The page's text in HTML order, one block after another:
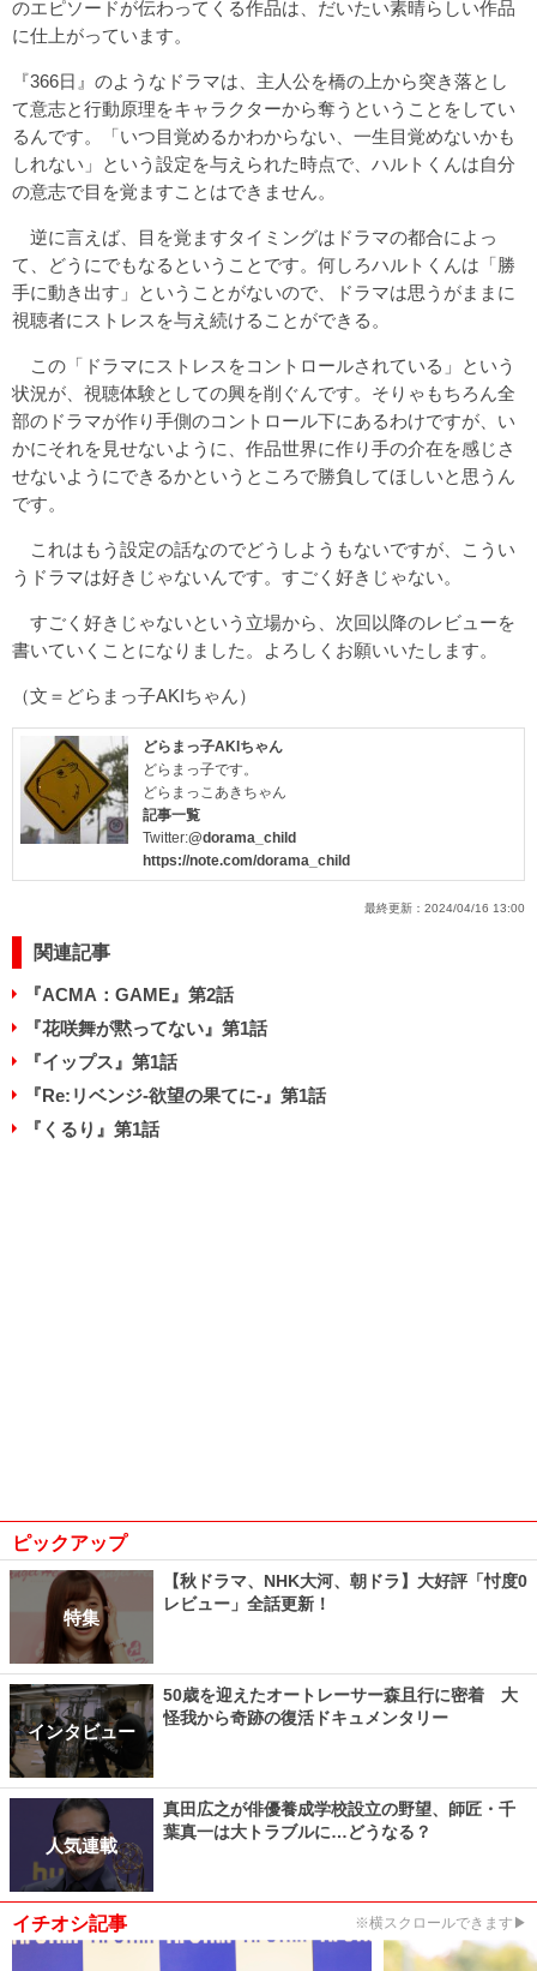
のエピソードが伝わってくる作品は、だいたい素晴らしい作品
に仕上がっています。
『366日』のようなドラマは、主人公を橋の上から突き落とし
て意志と行動原理をキャラクターから奪うということをしてい
るんです。「いつ目覚めるかわからない、一生目覚めないかも
しれない」という設定を与えられた時点で、ハルトくんは自分
の意志で目を覚ますことはできません。
逆に言えば、目を覚ますタイミングはドラマの都合によっ
て、どうにでもなるということです。何しろハルトくんは「勝
手に動き出す」ということがないので、ドラマは思うがままに
視聴者にストレスを与え続けることができる。
この「ドラマにストレスをコントロールされている」という
状況が、視聴体験としての興を削ぐんです。そりゃもちろん全
部のドラマが作り手側のコントロール下にあるわけですが、い
かにそれを見せないように、作品世界に作り手の介在を感じさ
せないようにできるかというところで勝負してほしいと思うん
です。
これはもう設定の話なのでどうしようもないですが、こうい
うドラマは好きじゃないんです。すごく好きじゃない。
すごく好きじゃないという立場から、次回以降のレビューを
書いていくことになりました。よろしくお願いいたします。
（文＝どらまっ子AKIちゃん）
どらまっ子AKIちゃん
どらまっ子です。
どらまっこあきちゃん
記事一覧
Twitter:@dorama_child
https://note.com/dorama_child
最終更新： 2024/04/16 13:00
関連記事
『ACMA：GAME』第2話
『花咲舞が黙ってない』第1話
『イップス』第1話
『Re:リベンジ-欲望の果てに-』第1話
『くるり』第1話
ピックアップ
特集
【秋ドラマ、NHK大河、朝ドラ】大好評「忖度0
レビュー」全話更新！
インタビュー
50歳を迎えたオートレーサー森且行に密着 大
怪我から奇跡の復活ドキュメンタリー
人気連載
真田広之が俳優養成学校設立の野望、師匠・千
葉真一は大トラブルに…どうなる？
イチオシ記事 ※横スクロールできます▶